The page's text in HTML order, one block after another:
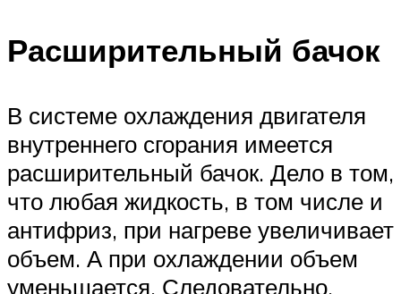
Расширительный бачок
В системе охлаждения двигателя
внутреннего сгорания имеется
расширительный бачок. Дело в том,
что любая жидкость, в том числе и
антифриз, при нагреве увеличивает
объем. А при охлаждении объем
уменьшается. Следовательно,